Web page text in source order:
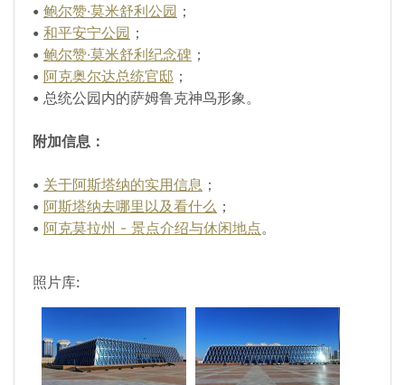
• 鲍尔赞·莫米舒利公园 ；
• 和平安宁公园 ；
• 鲍尔赞·莫米舒利纪念碑 ；
• 阿克奥尔达总统官邸 ；
• 总统公园内的萨姆鲁克神鸟形象。
附加信息：
• 关于阿斯塔纳的实用信息 ；
• 阿斯塔纳去哪里以及看什么 ；
• 阿克莫拉州 - 景点介绍与休闲地点。
照片库: